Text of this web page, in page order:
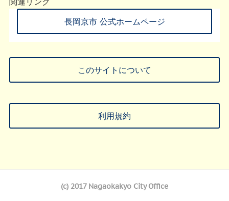
長岡京市 公式ホームページ
このサイトについて
利用規約
(c) 2017 Nagaokakyo City Office